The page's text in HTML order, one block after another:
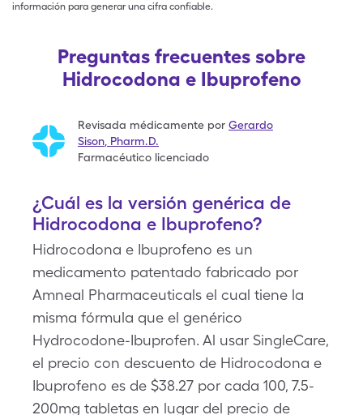
información para generar una cifra confiable.
Preguntas frecuentes sobre
Hidrocodona e Ibuprofeno
Revisada médicamente por Gerardo
Sison Pharm.D.
Farmacéutico licenciado
¿Cuál es la versión genérica de
Hidrocodona e Ibuprofeno?
Hidrocodona e Ibuprofeno es un
medicamento patentado fabricado por
Amneal Pharmaceuticals el cual tiene la
misma fórmula que el genérico
Hydrocodone-Ibuprofen. Al usar SingleCare,
el precio con descuento de Hidrocodona e
Ibuprofeno es de $38.27 por cada 100, 7.5-
200mg tabletas en lugar del precio de